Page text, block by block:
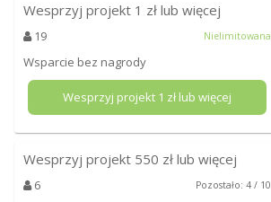
Wesprzyj projekt 1 zł lub więcej
19 Nielimitowana
Wsparcie bez nagrody
Wesprzyj projekt 1 zł lub więcej
Wesprzyj projekt 550 zł lub więcej
6 Pozostało: 4 / 10